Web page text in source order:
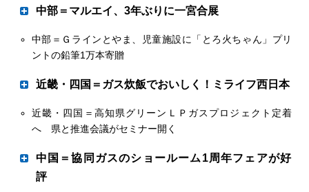
ボンニュートラル（ＣＮ）を見据えた業務用ビルなどのＺ
ル化されてきたのも注目点だ」と語り「コロナと共存する
なかで得た新たな知見を生かし、電力不足やレジリエン
とコージェネを広めよう」と呼びかけた。
会社８社で北海道から九州までをカバーし、エネルギーの
「エネサンス」ブランドを各地で浸透させてきた。２０５
０年カーボンニュートラル( ＣＮ )、頻発する自然災害、
ルギー情勢など、まさに激変の時代に舵を取ることになっ
いた経験を新天地でどう生かすか。方向性を聞いた。
場のがんばり２０２２～エネクスグループの事例共有～」
貢献活動など、同社の経営理念「社会とくらしのパートナ
ー」を体現する取り組みに光を当てグループ間の横展開を
狙った。
30日、小山市の小山営業所で２０２２年度「関東地区事業
会社４社合同保安コンテスト」決勝大会を開いた。同コン
みで開催していたものを昨年からグループ他社にも拡大。
石油瓦斯、関東プロパン瓦斯（同・前橋市、梅田彰彦社
長）の４社対抗戦とし、各社の予選で選抜された代表選手
カーボンオフセットＬＰガスを消費する三ッ輪商会グループのト
岩谷産業北海道支社（山元士郎支社長）は10月１日から、
三ッ輪商会（本社・釧路市、栗林延年社長）に燃焼時にＣ
バイオマスレジン福島浪江工場の竣工式でテープカットする渋佐
中部＝マルエイ、3年ぶりに一宮合展
集客・売り上げ目標を大幅超過
中部＝Ｇラインとやま、児童施設に「とろ火ちゃん」プリ
ントの鉛筆1万本寄贈
近畿・四国＝ガス炊飯でおいしく！ミライフ西日本
こども食堂の企画に協力
近畿・四国＝高知県グリーンＬＰガスプロジェクト定着
へ 県と推進会議がセミナー開く
中国＝協同ガスのショールーム1周年フェアが好
評